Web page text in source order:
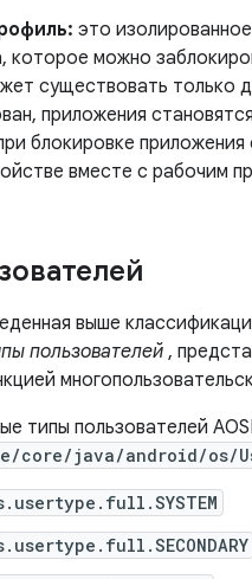
это
которое можно
существовать только
приложения
блокировке
вместе с рабочим
выше
пользователей,
типы пользователей
core/java/android/os/